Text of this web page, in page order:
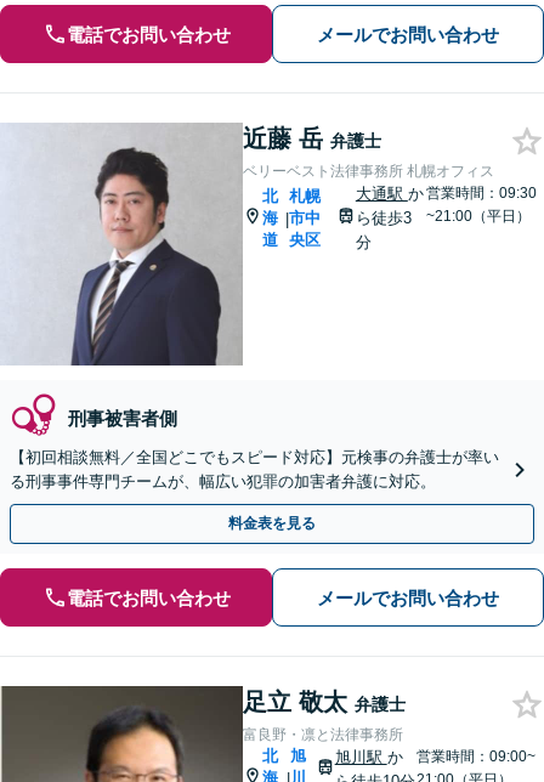
電話でお問い合わせ メールでお問い合わせ
近藤 岳 弁護士
ベリーベスト法律事務所 札幌オフィス
北
海
道
|
札幌
市中
央区
大通駅 か
ら徒歩3
分
営業時間：09:30
~21:00（平日）
刑事被害者側
【初回相談無料／全国どこでもスピード対応】元検事の弁護士が率い
る刑事事件専門チームが、幅広い犯罪の加害者弁護に対応。
料金表を見る
電話でお問い合わせ メールでお問い合わせ
足立 敬太 弁護士
富良野・凛と法律事務所
北
海 |
旭
川
旭川駅 か
営業時間：09:00~